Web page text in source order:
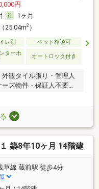
円
1ヶ月
25.04m2）
レ別 ペット相談可
ターホ
オートロック付き
観タイル張り・管理人
ズ物件・保証人不要／
築8年10ヶ月 14階建
草線 蔵前駅 徒歩4分